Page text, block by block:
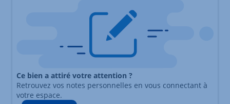
Ce bien a attiré votre attention ?
Retrouvez vos notes personnelles en vous connectant à
votre espace.